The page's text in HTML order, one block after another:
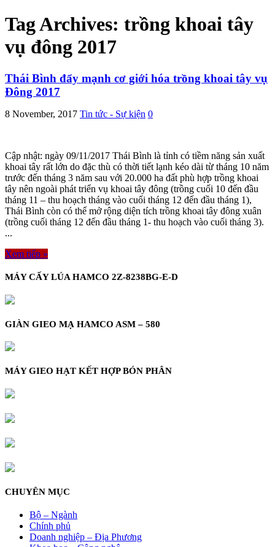
Tag Archives: trồng khoai tây
vụ đông 2017
Thái Bình đẩy mạnh cơ giới hóa trồng khoai tây vụ
Đông 2017
8 November, 2017 Tin tức - Sự kiện 0
Cập nhật: ngày 09/11/2017 Thái Bình là tỉnh có tiềm năng sản xuất
khoai tây rất lớn do đặc thù có thời tiết lạnh kéo dài từ tháng 10 năm
trước đến tháng 3 năm sau với 20.000 ha đất phù hợp trồng khoai
tây nên ngoài phát triển vụ khoai tây đông (trồng cuối 10 đến đầu
tháng 11 – thu hoạch tháng vào cuối tháng 12 đến đầu tháng 1),
Thái Bình còn có thể mở rộng diện tích trồng khoai tây đông xuân
(trồng cuối tháng 12 đến đầu tháng 1- thu hoạch vào cuối tháng 3).
...
Xem tiếp »
MÁY CẤY LÚA HAMCO 2Z-8238BG-E-D
GIÀN GIEO MẠ HAMCO ASM – 580
MÁY GIEO HẠT KẾT HỢP BÓN PHÂN
CHUYÊN MỤC
Bộ – Ngành
Chính phủ
Doanh nghiệp – Địa Phương